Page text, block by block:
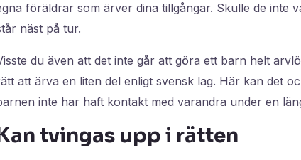
föräldrar som ärver dina tillgångar. Skulle de inte
näst på tur.
du även att det inte går att göra ett barn helt
att ärva en liten del enligt svensk lag. Här kan det
inte har haft kontakt med varandra under en
tvingas upp i rätten